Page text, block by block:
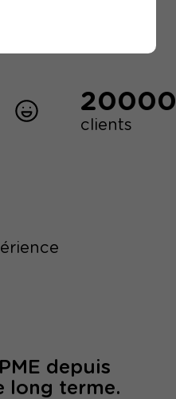
20000
clients
depuis
long terme.